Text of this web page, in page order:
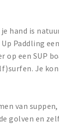
hand is
Paddling
op een SUP
Je
van
golven en